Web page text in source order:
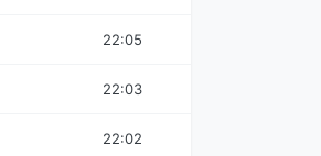
22:05
22:03
22:02